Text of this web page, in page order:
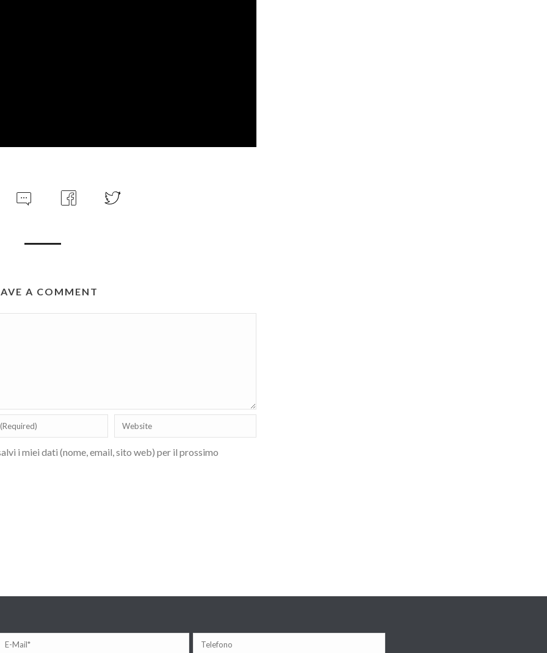
A COMMENT
i miei dati (nome, email, sito web) per il prossimo